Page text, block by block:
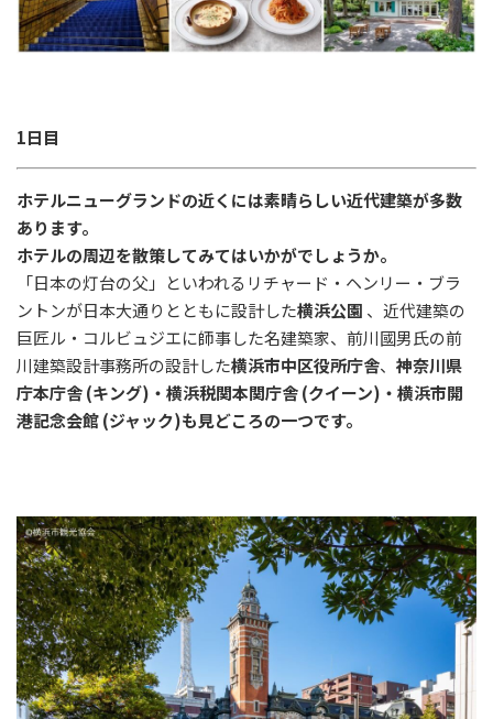
1日目
ホテルニューグランドの近くには素晴らしい近代建築が多数
あります。
ホテルの周辺を散策してみてはいかがでしょうか。
「日本の灯台の父」といわれるリチャード・ヘンリー・ブラ
ントンが日本大通りとともに設計した横浜公園 、近代建築の
巨匠ル・コルビュジエに師事した名建築家、前川國男氏の前
川建築設計事務所の設計した横浜市中区役所庁舎、 神奈川県
庁本庁舎 (キング)・横浜税関本関庁舎 (クイーン)・横浜市開
港記念会館 (ジャック)も見どころの一つです。